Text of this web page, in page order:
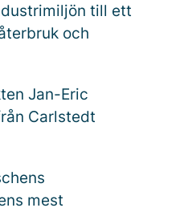
till ett
och
Jan-Eric
Carlstedt
mest